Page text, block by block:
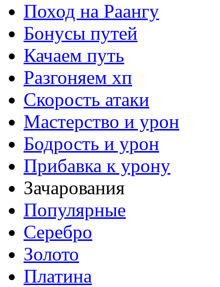
Поход на Раангу
Бонусы путей
Качаем путь
Разгоняем хп
Скорость атаки
Мастерство и урон
Бодрость и урон
Прибавка к урону
Зачарования
Популярные
Серебро
Золото
Платина